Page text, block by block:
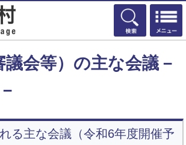
検索
議会等）の主な会議－
る主な会議（令和6年度開催予